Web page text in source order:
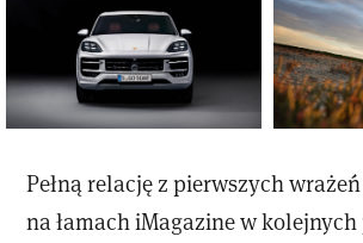
Pełną relację z pierwszych
na łamach iMagazine w kolejnych